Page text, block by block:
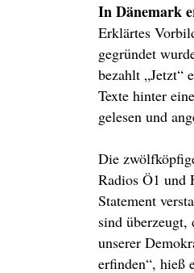
In Dänemark
Erklärtes
gegründet
bezahlt „Jetzt“
Texte hinter
gelesen und
Die
Radios Ö1 und
Statement
sind überzeugt,
unserer
erfinden“, hieß